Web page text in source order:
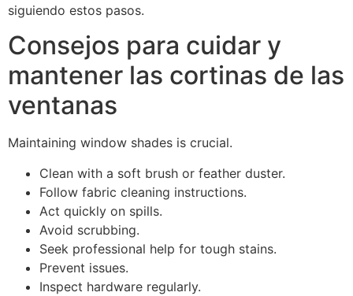
siguiendo estos pasos.
Consejos para cuidar y
mantener las cortinas de las
ventanas
Maintaining window shades is crucial.
Clean with a soft brush or feather duster.
Follow fabric cleaning instructions.
Act quickly on spills.
Avoid scrubbing.
Seek professional help for tough stains.
Prevent issues.
Inspect hardware regularly.